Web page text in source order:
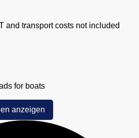
and transport costs not included
for boats
anzeigen